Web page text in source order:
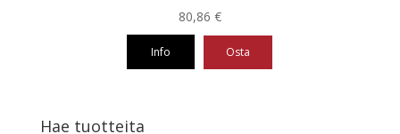
80,86 €
Info Osta
Hae tuotteita